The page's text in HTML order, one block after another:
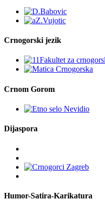
Crnogorski jezik
Crnom Gorom
Dijaspora
Humor-Satira-Karikatura